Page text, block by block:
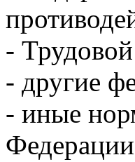
-
- другие
- иные
Федерации